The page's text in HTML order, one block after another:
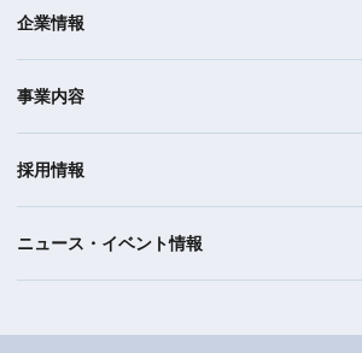
企業情報
事業内容
採用情報
ニュース・イベント情報